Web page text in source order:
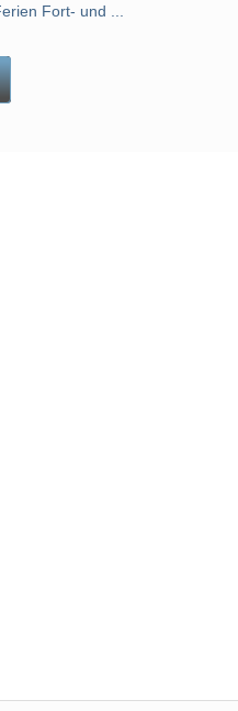
Fort- und ...